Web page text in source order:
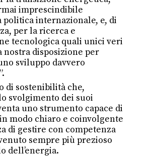
imprescindibile
politica internazionale, e, di
per la ricerca e
tecnologica quali unici veri
nostra disposizione per
sviluppo davvero
di sostenibilità che,
svolgimento dei suoi
uno strumento capace di
modo chiaro e coinvolgente
di gestire con competenza
sempre più prezioso
dell’energia.